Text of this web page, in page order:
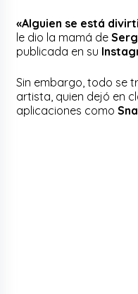
«Alguien se está
le dio la mamá de
publicada en su
Sin embargo, todo se
artista, quien dejó en
aplicaciones como